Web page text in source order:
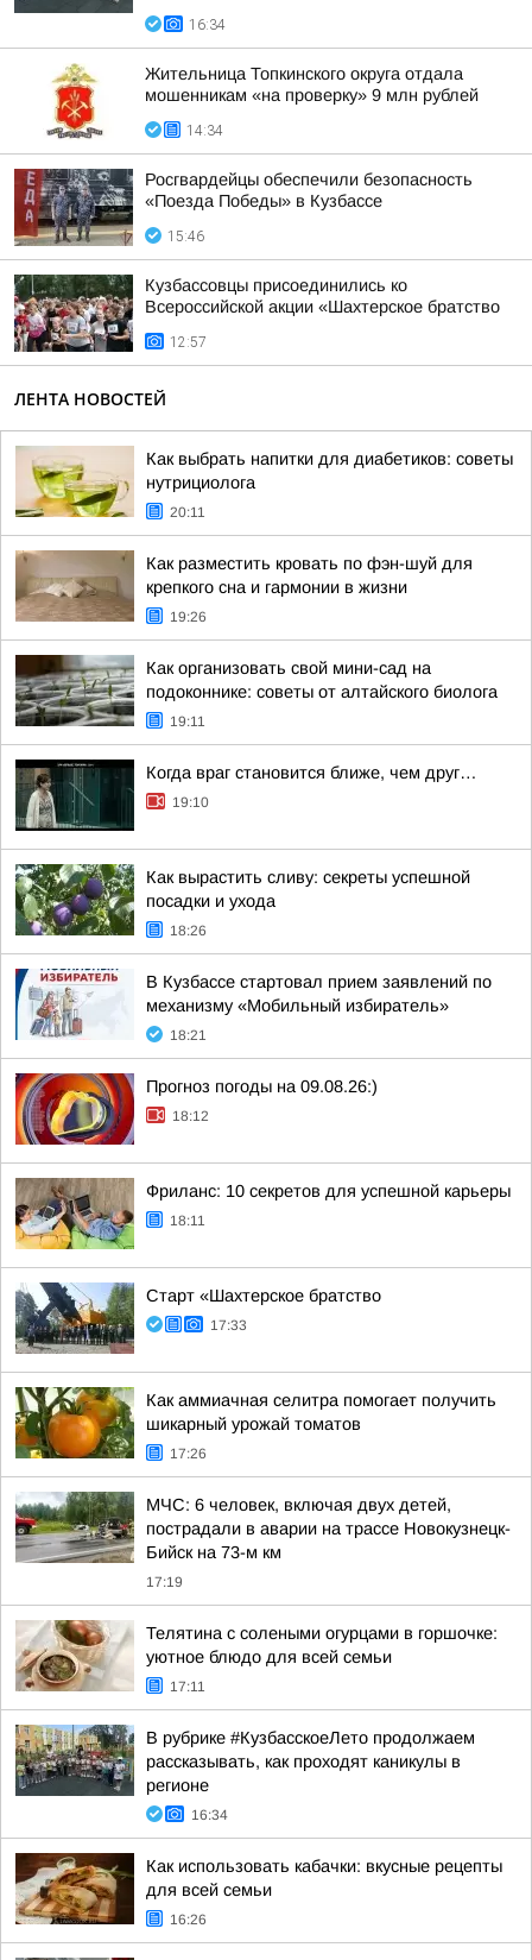
16:34
Жительница Топкинского округа отдала
мошенникам «на проверку» 9 млн рублей
14:34
Росгвардейцы обеспечили безопасность
«Поезда Победы» в Кузбассе
15:46
Кузбассовцы присоединились ко
Всероссийской акции «Шахтерское братство
12:57
ЛЕНТА НОВОСТЕЙ
Как выбрать напитки для диабетиков: советы
нутрициолога
20:11
Как разместить кровать по фэн-шуй для
крепкого сна и гармонии в жизни
19:26
Как организовать свой мини-сад на
подоконнике: советы от алтайского биолога
19:11
Когда враг становится ближе, чем друг…
19:10
Как вырастить сливу: секреты успешной
посадки и ухода
18:26
В Кузбассе стартовал прием заявлений по
механизму «Мобильный избиратель»
18:21
Прогноз погоды на 09.08.26:)
18:12
Фриланс: 10 секретов для успешной карьеры
18:11
Старт «Шахтерское братство
17:33
Как аммиачная селитра помогает получить
шикарный урожай томатов
17:26
МЧС: 6 человек, включая двух детей,
пострадали в аварии на трассе Новокузнецк-
Бийск на 73-м км
17:19
Телятина с солеными огурцами в горшочке:
уютное блюдо для всей семьи
17:11
В рубрике #КузбасскоеЛето продолжаем
рассказывать, как проходят каникулы в
регионе
16:34
Как использовать кабачки: вкусные рецепты
для всей семьи
16:26